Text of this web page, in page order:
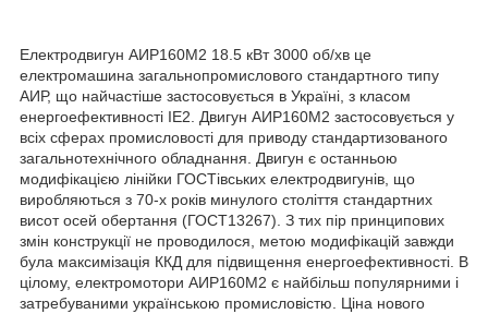
Електродвигун АИР160М2 18.5 кВт 3000 об/хв це
електромашина загальнопромислового стандартного типу
АИР, що найчастіше застосовується в Україні, з класом
енергоефективності IE2. Двигун АИР160М2 застосовується у
всіх сферах промисловості для приводу стандартизованого
загальнотехнічного обладнання. Двигун є останньою
модифікацією лінійки ГОСТівських електродвигунів, що
виробляються з 70-х років минулого століття стандартних
висот осей обертання (ГОСТ13267). З тих пір принципових
змін конструкції не проводилося, метою модифікацій завжди
була максимізація ККД для підвищення енергоефективності. В
цілому, електромотори АИР160М2 є найбільш популярними і
затребуваними українською промисловістю. Ціна нового